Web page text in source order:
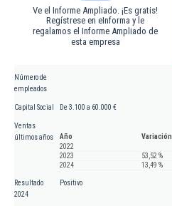
Ve el Informe Ampliado. ¡Es gratis!
Regístrese en eInforma y le
regalamos el Informe Ampliado de
esta empresa
Número de
empleados
Capital Social De 3.100 a 60.000 €
Ventas
últimos años
Año
Variación
2022
2023
53,52 %
2024
13,49 %
Resultado
2024
Positivo